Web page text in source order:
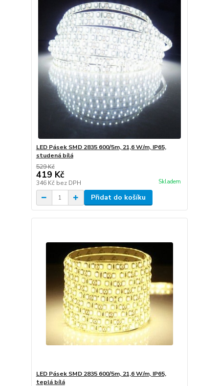
LED Pásek SMD 2835 600/5m, 21,6 W/m, IP65,
studená bílá
529 Kč
419 Kč
346 Kč bez DPH Skladem
Přidat do košíku
LED Pásek SMD 2835 600/5m, 21,6 W/m, IP65,
teplá bílá